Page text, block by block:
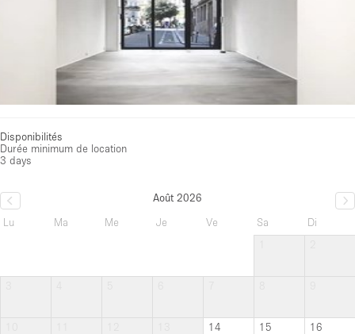
Disponibilités
Durée minimum de location
3 days
Août 2026
Lu
Ma Me Je Ve Sa
Di
14 15 16